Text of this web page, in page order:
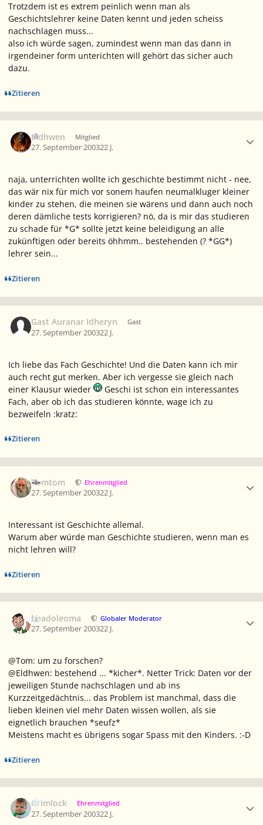
Trotzdem ist es extrem peinlich wenn man als
Geschichtslehrer keine Daten kennt und jeden scheiss
nachschlagen muss...
also ich würde sagen, zumindest wenn man das dann in
irgendeiner form unterichten will gehört das sicher auch
dazu.
Zitieren
Eldhwen Mitglied
27. September 200322 J.
naja, unterrichten wollte ich geschichte bestimmt nicht - nee,
das wär nix für mich vor sonem haufen neumalkluger kleiner
kinder zu stehen, die meinen sie wärens und dann auch noch
deren dämliche tests korrigieren? nö, da is mir das studieren
zu schade für *G* sollte jetzt keine beleidigung an alle
zukünftigen oder bereits öhhmm.. bestehenden (? *GG*)
lehrer sein...
Zitieren
Gast Auranar Idheryn Gast
27. September 200322 J.
Ich liebe das Fach Geschichte! Und die Daten kann ich mir
auch recht gut merken. Aber ich vergesse sie gleich nach
einer Klausur wieder
Geschi ist schon ein interessantes
Fach, aber ob ich das studieren könnte, wage ich zu
bezweifeln :kratz:
Zitieren
Tomtom Ehrenmitglied
27. September 200322 J.
Interessant ist Geschichte allemal.
Warum aber würde man Geschichte studieren, wenn man es
nicht lehren will?
Zitieren
beadoleoma Globaler Moderator
27. September 200322 J.
@Tom: um zu forschen?
@Eldhwen: bestehend ... *kicher*. Netter Trick: Daten vor der
jeweiligen Stunde nachschlagen und ab ins
Kurzzeitgedächtnis... das Problem ist manchmal, dass die
lieben kleinen viel mehr Daten wissen wollen, als sie
eignetlich brauchen *seufz*
Meistens macht es übrigens sogar Spass mit den Kinders. :-D
Zitieren
Grimlock Ehrenmitglied
27. September 200322 J.